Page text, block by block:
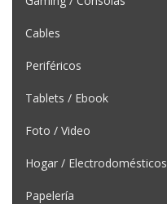
Cables
Periféricos
Tablets / Ebook
Foto / Video
Hogar / Electrodomésticos
Papelería